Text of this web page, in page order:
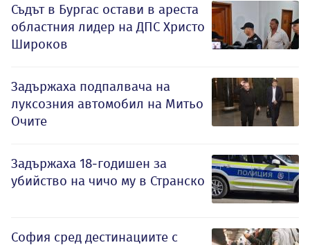
Съдът в Бургас остави в ареста
областния лидер на ДПС Христо
Широков
Задържаха подпалвача на
луксозния автомобил на Митьо
Очите
Задържаха 18-годишен за
убийство на чичо му в Странско
София сред дестинациите с